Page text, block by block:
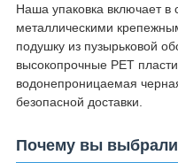
Наша упаковка включает
металлическими
подушку из пузырьковой
высокопрочные PET
водонепроницаемая
безопасной доставки.
Почему вы